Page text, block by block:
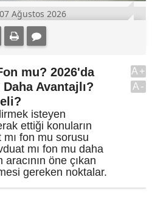
07 Ağustos 2026
mu? 2026'da
Avantajlı?
isteyen
ettiği konuların
fon mu sorusu
mı fon mu daha
aracının öne çıkan
gereken noktalar.
A+
A-